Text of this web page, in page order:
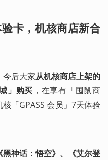
卡，机核商店新合
今后大家从机核商店上架的
」购买 ，在享有「囤鼠商
「GPASS 会员」7天体验
《黑神话：悟空》、《艾尔登